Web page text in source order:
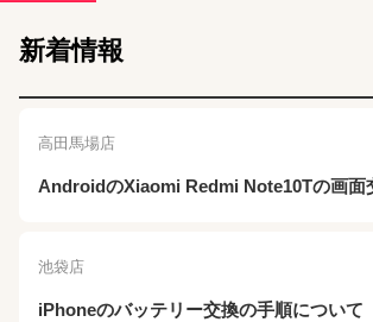
新着情報
高田馬場店
AndroidのXiaomi Redmi Note10Tの画面
池袋店
iPhoneのバッテリー交換の手順について